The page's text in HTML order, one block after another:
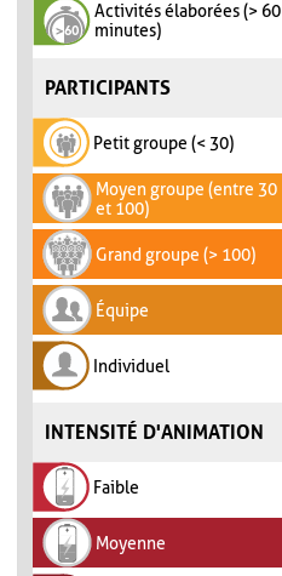
Activités élaborées (> 60
minutes)
PARTICIPANTS
Petit groupe (< 30)
Moyen groupe (entre 30
et 100)
Grand groupe (> 100)
Équipe
Individuel
INTENSITÉ D'ANIMATION
Faible
Moyenne